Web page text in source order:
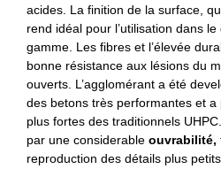
acides. La finition de la surface,
rend idéal pour l’utilisation dans
gamme. Les fibres et l’élevée
bonne résistance aux lésions du
ouverts. L’agglomérant a été
des betons très performantes et
plus fortes des traditionnels
par une considerable ouvrabilité,
reproduction des détails plus